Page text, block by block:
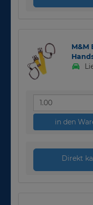
M&M
in den
Direkt